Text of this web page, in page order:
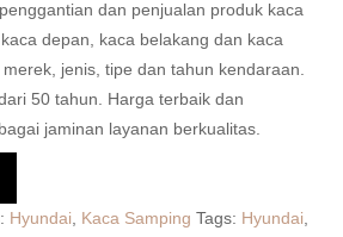
dan penjualan produk kaca
depan, kaca belakang dan kaca
jenis, tipe dan tahun kendaraan.
50 tahun. Harga terbaik dan
jaminan layanan berkualitas.
Hyundai, Kaca Samping Tags: Hyundai,